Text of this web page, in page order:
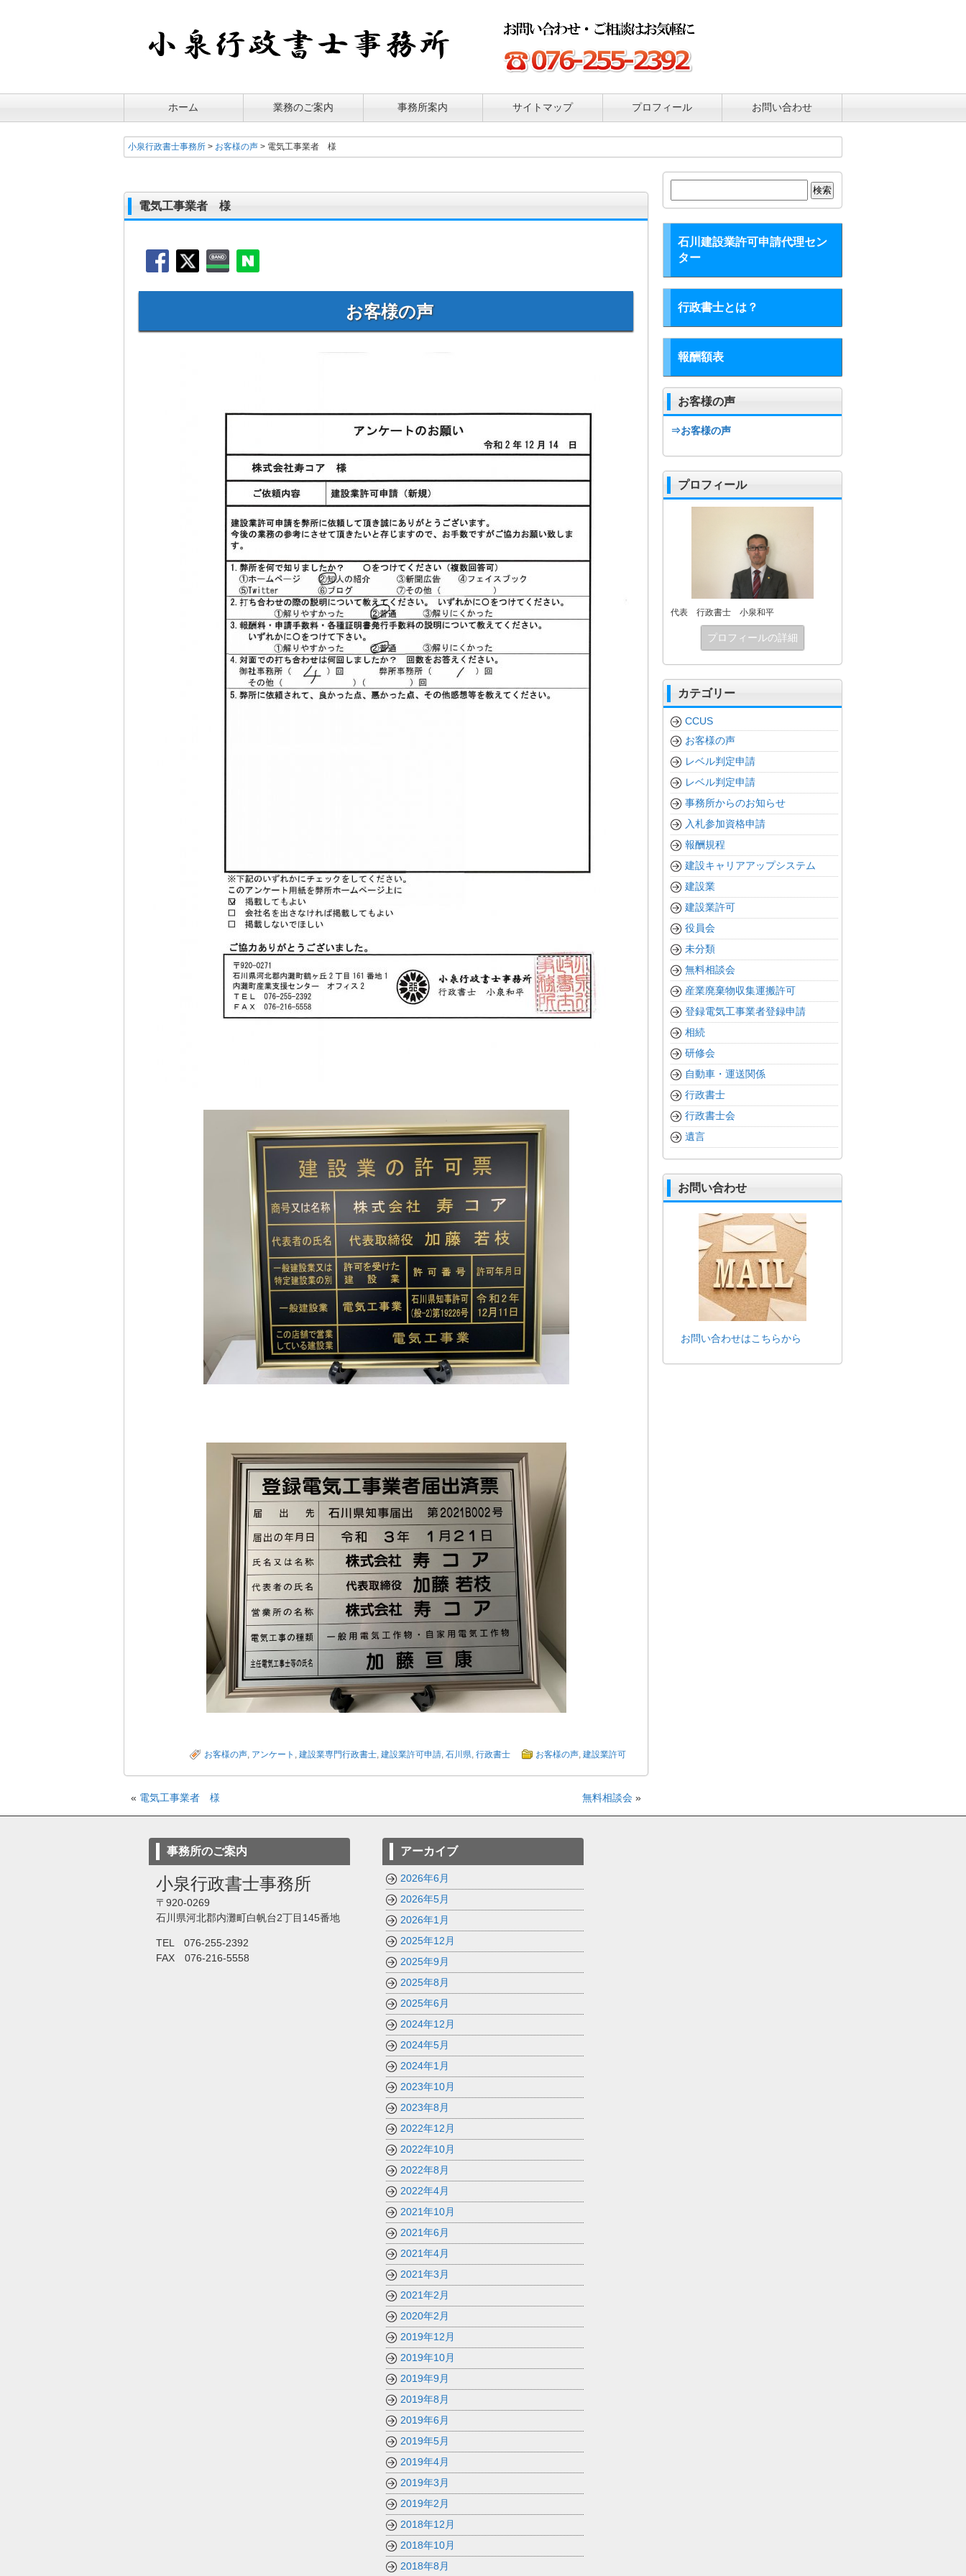
ホーム 業務のご案内 事務所案内 サイトマップ プロフィール お問い合わせ
小泉行政書士事務所 > お客様の声 > 電気工事業者 様
電気工事業者 様
お客様の声
お客様の声, アンケート , 建設業専門行政書士, 建設業許可申請, 石川県, 行政書士 お客様の声, 建設業許可
« 電気工事業者 様 無料相談会 »
索:
石川建設業許可申請代理セン
ター
行政書士とは？
報酬額表
お客様の声
⇒お客様の声
プロフィール
代表 行政書士 小泉和平
プロフィールの詳細
カテゴリー
CCUS
お客様の声
レベル判定申請
レベル判定申請
事務所からのお知らせ
入札参加資格申請
報酬規程
建設キャリアアップシステム
建設業
建設業許可
役員会
未分類
無料相談会
産業廃棄物収集運搬許可
登録電気工事業者登録申請
相続
研修会
自動車・運送関係
行政書士
行政書士会
遺言
お問い合わせ
お問い合わせはこちらから
事務所のご案内
小泉行政書士事務所
〒920-0269
石川県河北郡内灘町白帆台2丁目145番地
TEL 076-255-2392
FAX 076-216-5558
アーカイブ
2026年6月
2026年5月
2026年1月
2025年12月
2025年9月
2025年8月
2025年6月
2024年12月
2024年5月
2024年1月
2023年10月
2023年8月
2022年12月
2022年10月
2022年8月
2022年4月
2021年10月
2021年6月
2021年4月
2021年3月
2021年2月
2020年2月
2019年12月
2019年10月
2019年9月
2019年8月
2019年6月
2019年5月
2019年4月
2019年3月
2019年2月
2018年12月
2018年10月
2018年8月